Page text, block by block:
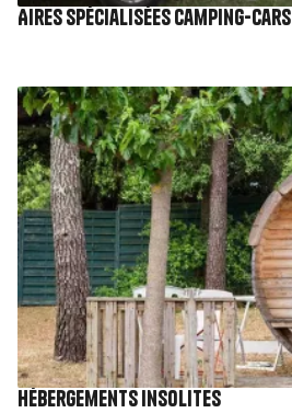
Aires spécialisées camping-cars
Image
Hébergements insolites